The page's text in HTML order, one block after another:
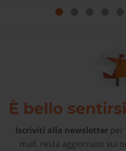
È bello
Iscriviti alla newsletterper
mail, resta aggiornato sui